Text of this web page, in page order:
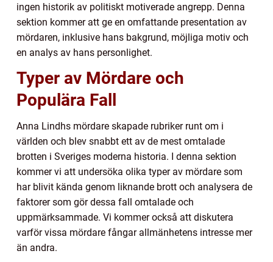
ingen historik av politiskt motiverade angrepp. Denna
sektion kommer att ge en omfattande presentation av
mördaren, inklusive hans bakgrund, möjliga motiv och
en analys av hans personlighet.
Typer av Mördare och
Populära Fall
Anna Lindhs mördare skapade rubriker runt om i
världen och blev snabbt ett av de mest omtalade
brotten i Sveriges moderna historia. I denna sektion
kommer vi att undersöka olika typer av mördare som
har blivit kända genom liknande brott och analysera de
faktorer som gör dessa fall omtalade och
uppmärksammade. Vi kommer också att diskutera
varför vissa mördare fångar allmänhetens intresse mer
än andra.